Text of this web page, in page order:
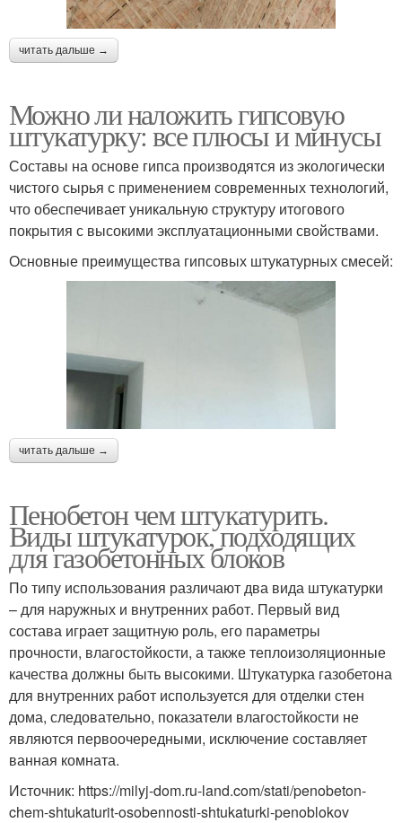
читать дальше →
Можно ли наложить гипсовую
штукатурку: все плюсы и минусы
Составы на основе гипса производятся из экологически
чистого сырья с применением современных технологий,
что обеспечивает уникальную структуру итогового
покрытия с высокими эксплуатационными свойствами.
Основные преимущества гипсовых штукатурных смесей:
читать дальше →
Пенобетон чем штукатурить.
Виды штукатурок, подходящих
для газобетонных блоков
По типу использования различают два вида штукатурки
– для наружных и внутренних работ. Первый вид
состава играет защитную роль, его параметры
прочности, влагостойкости, а также теплоизоляционные
качества должны быть высокими. Штукатурка газобетона
для внутренних работ используется для отделки стен
дома, следовательно, показатели влагостойкости не
являются первоочередными, исключение составляет
ванная комната.
Источник: https://milyj-dom.ru-land.com/stati/penobeton-
chem-shtukaturit-osobennosti-shtukaturki-penoblokov